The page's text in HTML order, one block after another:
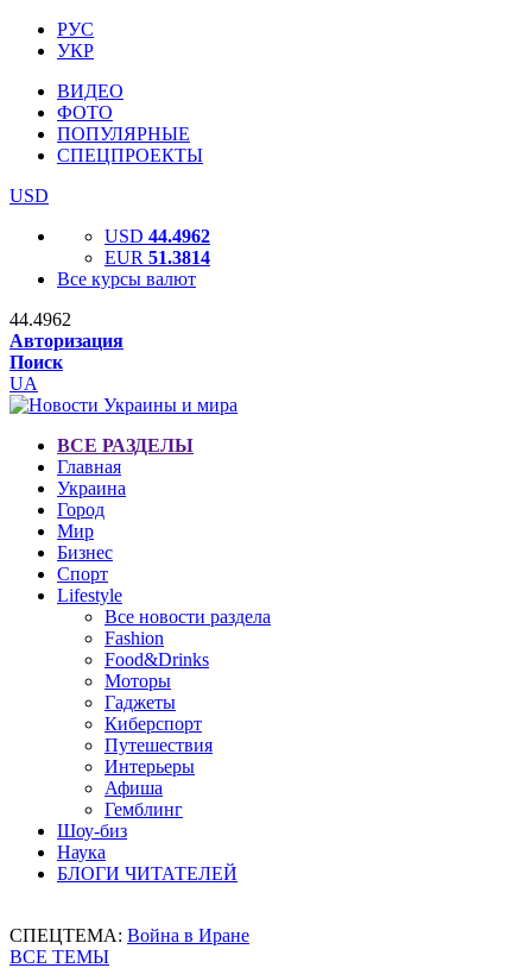
РУС
УКР
ВИДЕО
ФОТО
ПОПУЛЯРНЫЕ
СПЕЦПРОЕКТЫ
USD
USD 44.4962
EUR 51.3814
Все курсы валют
44.4962
Авторизация
Поиск
UA
ВСЕ РАЗДЕЛЫ
Главная
Украина
Город
Мир
Бизнес
Спорт
Lifestyle
Все новости раздела
Fashion
Food&Drinks
Моторы
Гаджеты
Киберспорт
Путешествия
Интерьеры
Афиша
Гемблинг
Шоу-биз
Наука
БЛОГИ ЧИТАТЕЛЕЙ
СПЕЦТЕМА: Война в Иране
ВСЕ ТЕМЫ